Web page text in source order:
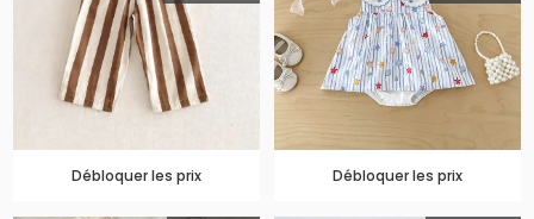
Débloquer les prix Débloquer les prix